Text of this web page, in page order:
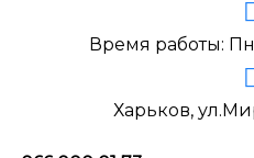
Время работы:
Харьков,